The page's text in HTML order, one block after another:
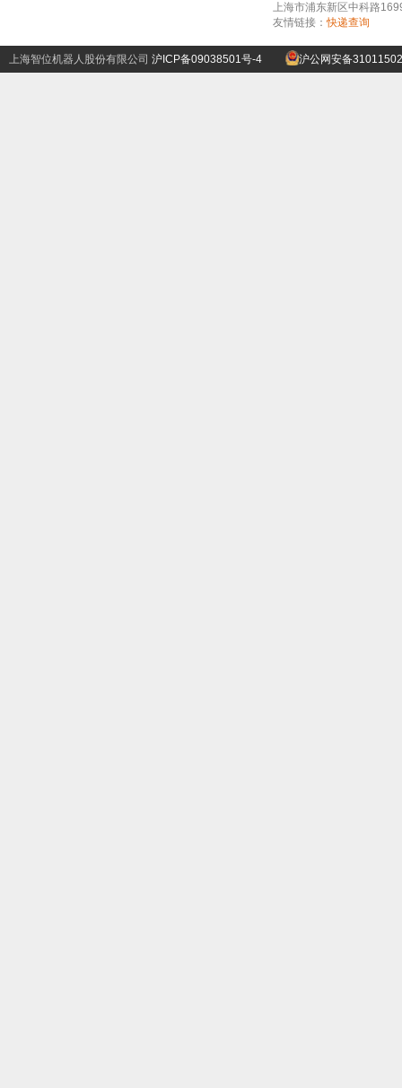
上海市浦东新区中科路
友情链接：快递查询
上海智位机器人股份有限公司 沪ICP备09038501号-4 沪公网安备